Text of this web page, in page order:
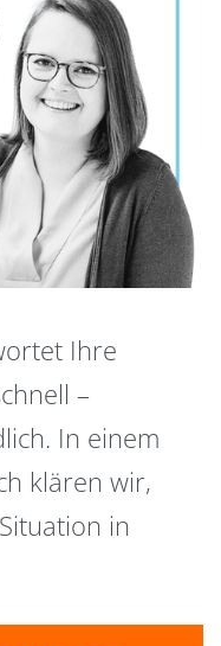
Ihre
–
In einem
klären wir,
in